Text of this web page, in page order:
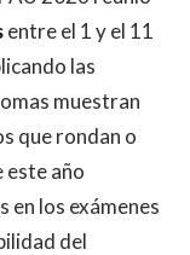
entre el 1 y el 11
las
muestran
que rondan o
este año
en los exámenes
del